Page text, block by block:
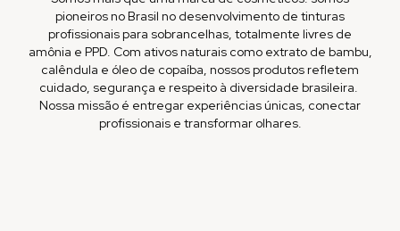
pioneiros no Brasil no desenvolvimento de tinturas
profissionais para sobrancelhas, totalmente livres de
amônia e PPD. Com ativos naturais como extrato de bambu,
calêndula e óleo de copaíba, nossos produtos refletem
cuidado, segurança e respeito à diversidade brasileira. ​
Nossa missão é entregar experiências únicas, conectar
profissionais e transformar olhares.